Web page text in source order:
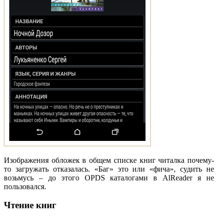
Изображения обложек в общем списке книг читалка почему-
то загружать отказалась. «Баг» это или «фича», судить не
возьмусь – до этого OPDS каталогами в AlReader я не
пользовался.
Чтение книг